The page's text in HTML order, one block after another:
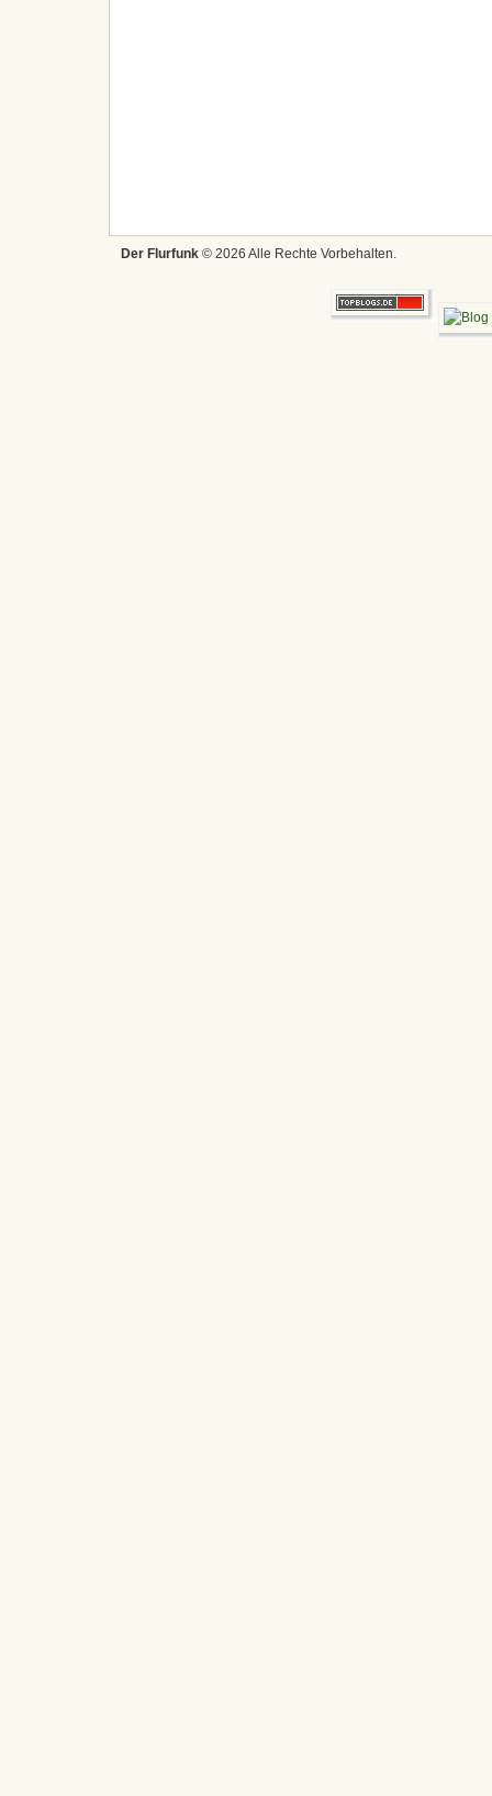
Der Flurfunk © 2026 Alle Rechte Vorbehalten.